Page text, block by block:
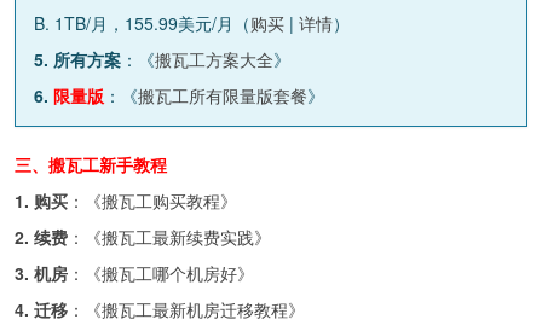
B. 1TB/月，155.99美元/月（购买 | 详情）
5. 所有方案 ：《搬瓦工方案大全》
6. 限量版 ：《搬瓦工所有限量版套餐》
三、搬瓦工新手教程
1. 购买 ：《搬瓦工购买教程》
2. 续费 ：《搬瓦工最新续费实践》
3. 机房 ：《搬瓦工哪个机房好》
4. 迁移 ：《搬瓦工最新机房迁移教程》